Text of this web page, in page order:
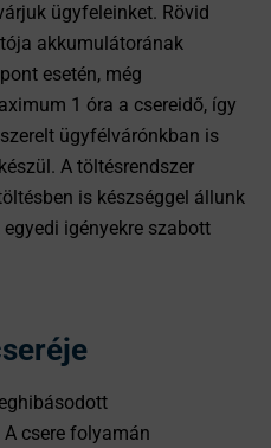
ügyfeleinket. Rövid
akkumulátorának
esetén, még
1 óra a csereidő, így
ügyfélvárónkban is
A töltésrendszer
is készséggel állunk
igényekre szabott
csere folyamán